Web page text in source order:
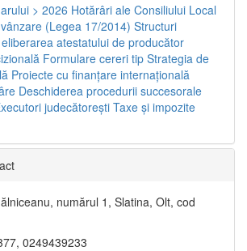
> 2026 Hotărâri ale Consiliului Local
(Legea 17/2014) Structuri
atestatului de producător
Formulare cereri tip Strategia de
Proiecte cu finanţare internaţională
Deschiderea procedurii succesorale
judecătorești Taxe şi impozite
numărul 1, Slatina, Olt, cod
0249439233